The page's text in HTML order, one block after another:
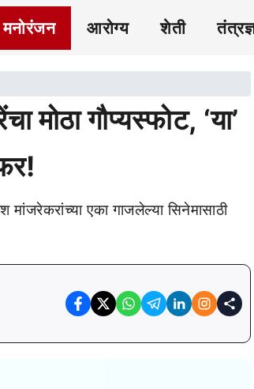
मनोरंजन आरोग्य शेती
मोठा गौप्यस्फोट, ‘या’
एका गाजलेल्या सिनेमासाठी